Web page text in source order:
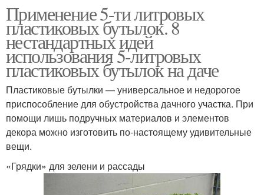
Бутылки для
ограждений
Многоярусная клумба
Многоярусные клумбы Каскадная клумба
Вертикальная клумба Клумба из дерева
Применение 5-ти литровых
пластиковых бутылок. 8
нестандартных идей
использования 5-литровых
пластиковых бутылок на даче
Пластиковые бутылки — универсальное и недорогое
приспособление для обустройства дачного участка. При
помощи лишь подручных материалов и элементов
декора можно изготовить по-настоящему удивительные
вещи.
«Грядки» для зелени и рассады